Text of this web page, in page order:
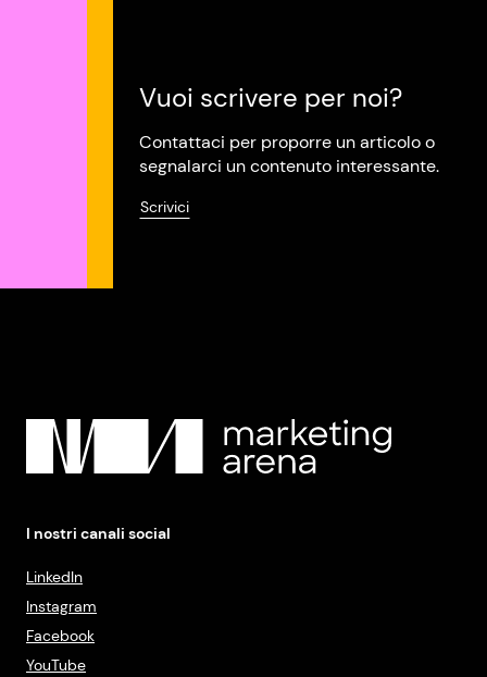
Vuoi scrivere per noi?
Contattaci per proporre un articolo o
segnalarci un contenuto interessante.
Scrivici
I nostri canali social
LinkedIn
Instagram
Facebook
YouTube